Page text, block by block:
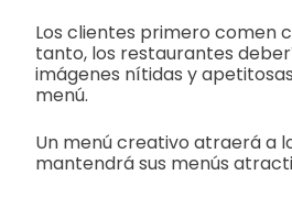
Los clientes primero comen
tanto, los restaurantes
imágenes nítidas y
menú.
Un menú creativo atraerá a
mantendrá sus menús